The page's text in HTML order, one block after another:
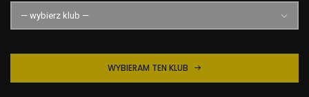
WYBIERAM TEN KLUB